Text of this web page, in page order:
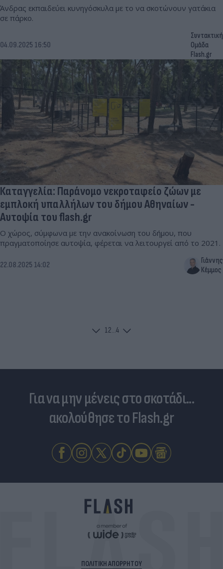
Άνδρας εκπαιδεύει κυνηγόσκυλα με το να σκοτώνουν γατάκια
σε πάρκο.
04.09.2025 16:50
Συντακτική
Ομάδα
Flash.gr
Καταγγελία: Παράνομο νεκροταφείο ζώων με
εμπλοκή υπαλλήλων του δήμου Αθηναίων -
Αυτοψία του flash.gr
Ο χώρος, σύμφωνα με την ανακοίνωση του δήμου, που
πραγματοποίησε αυτοψία, φέρεται να λειτουργεί από το 2021.
22.08.2025 14:02
Γιάννης
Κέμμος
12...4
Για να μην μένεις στο σκοτάδι...
ακολούθησε το Flash.gr
ΠΟΛΙΤΙΚΗ ΑΠΟΡΡΗΤΟΥ